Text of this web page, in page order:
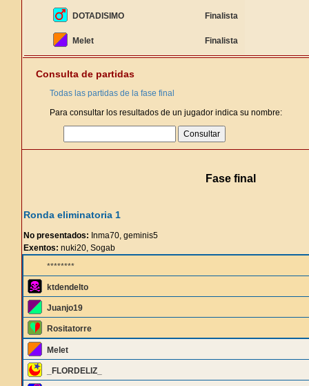
DOTADISIMO Finalista
Melet Finalista
Consulta de partidas
Todas las partidas de la fase final
Para consultar los resultados de un jugador indica su nombre:
Fase final
Ronda eliminatoria 1
No presentados: Inma70, geminis5
Exentos: nuki20, Sogab
********
ktdendelto
Juanjo19
Rositatorre
Melet
_FLORDELIZ_